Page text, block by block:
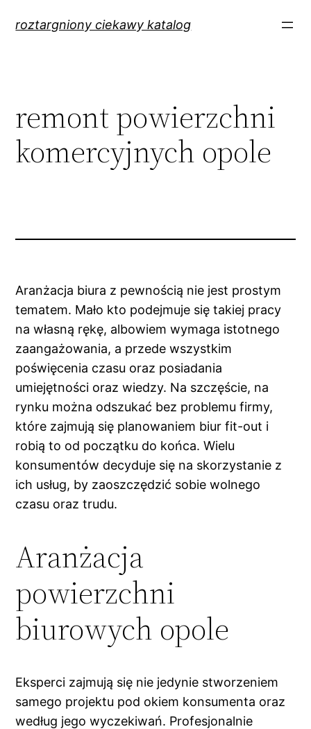
roztargniony ciekawy katalog
remont powierzchni
komercyjnych opole
Aranżacja biura z pewnością nie jest prostym
tematem. Mało kto podejmuje się takiej pracy
na własną rękę, albowiem wymaga istotnego
zaangażowania, a przede wszystkim
poświęcenia czasu oraz posiadania
umiejętności oraz wiedzy. Na szczęście, na
rynku można odszukać bez problemu firmy,
które zajmują się planowaniem biur fit-out i
robią to od początku do końca. Wielu
konsumentów decyduje się na skorzystanie z
ich usług, by zaoszczędzić sobie wolnego
czasu oraz trudu.
Aranżacja
powierzchni
biurowych opole
Eksperci zajmują się nie jedynie stworzeniem
samego projektu pod okiem konsumenta oraz
według jego wyczekiwań. Profesjonalnie